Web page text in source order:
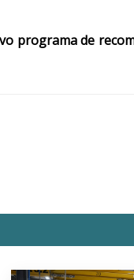
programa de